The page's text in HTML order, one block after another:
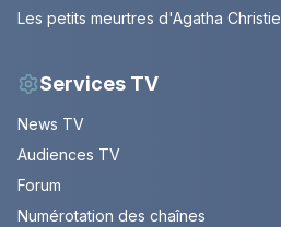
Les petits meurtres d'Agatha Christie
Services TV
News TV
Audiences TV
Forum
Numérotation des chaînes